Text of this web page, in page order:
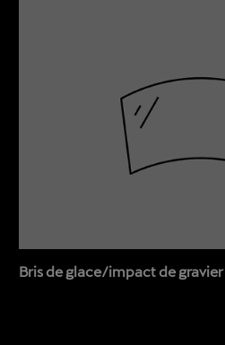
Bris de glace/impact de gravier